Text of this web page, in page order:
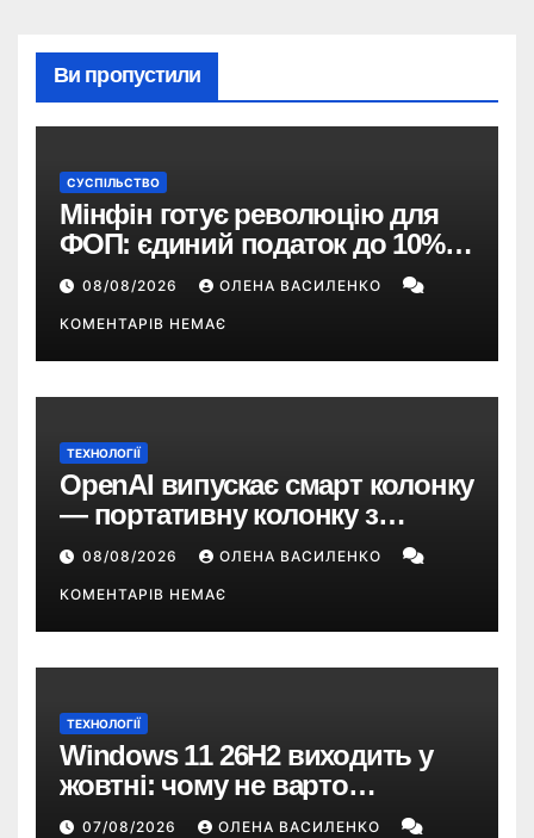
Ви пропустили
СУСПІЛЬСТВО
Мінфін готує революцію для
ФОП: єдиний податок до 10%,
ПДВ з 2028 року та перегляд 2-ї
групи
08/08/2026 ОЛЕНА ВАСИЛЕНКО
КОМЕНТАРІВ НЕМАЄ
ТЕХНОЛОГІЇ
OpenAI випускає смарт колонку
— портативну колонку з
ChatGPT, камерою та цінником
понад $300
08/08/2026 ОЛЕНА ВАСИЛЕНКО
КОМЕНТАРІВ НЕМАЄ
ТЕХНОЛОГІЇ
Windows 11 26H2 виходить у
жовтні: чому не варто
пропускати це оновлення
07/08/2026 ОЛЕНА ВАСИЛЕНКО